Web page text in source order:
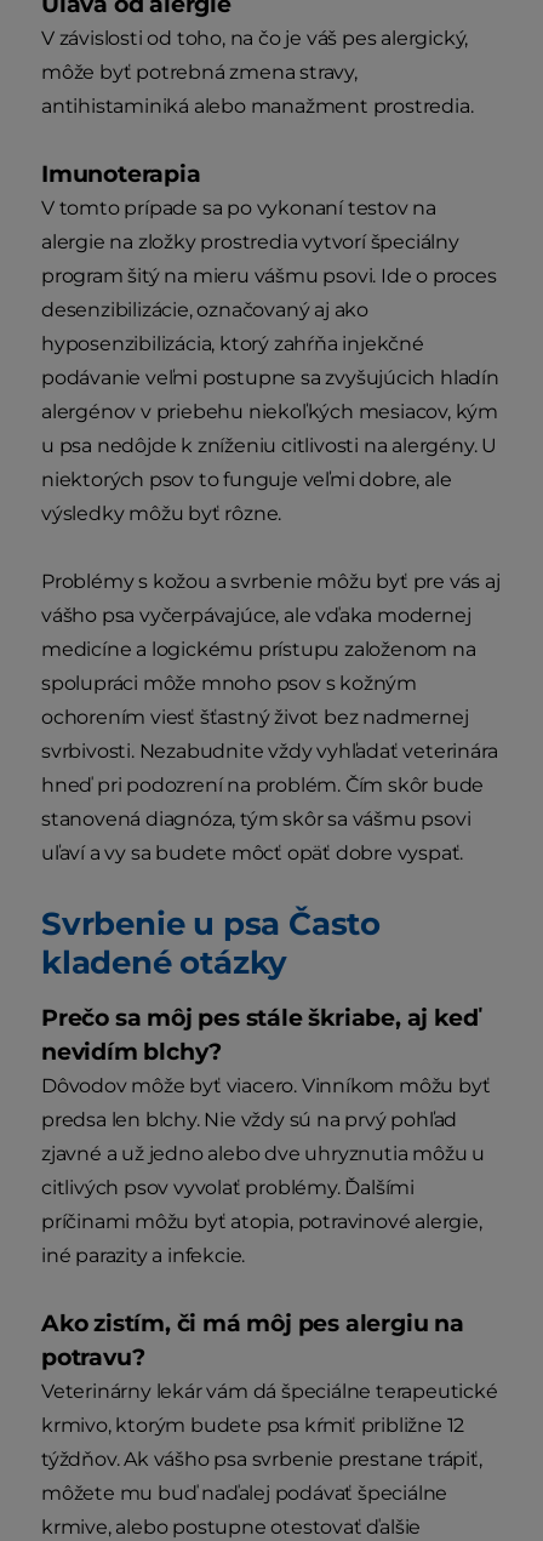
V závislosti od toho, na čo je váš pes alergický,
môže byť potrebná zmena stravy,
antihistaminiká alebo manažment prostredia.
Imunoterapia
V tomto prípade sa po vykonaní testov na
alergie na zložky prostredia vytvorí špeciálny
program šitý na mieru vášmu psovi. Ide o proces
desenzibilizácie, označovaný aj ako
hyposenzibilizácia, ktorý zahŕňa injekčné
podávanie veľmi postupne sa zvyšujúcich hladín
alergénov v priebehu niekoľkých mesiacov, kým
u psa nedôjde k zníženiu citlivosti na alergény. U
niektorých psov to funguje veľmi dobre, ale
výsledky môžu byť rôzne.
Problémy s kožou a svrbenie môžu byť pre vás aj
vášho psa vyčerpávajúce, ale vďaka modernej
medicíne a logickému prístupu založenom na
spolupráci môže mnoho psov s kožným
ochorením viesť šťastný život bez nadmernej
svrbivosti. Nezabudnite vždy vyhľadať veterinára
hneď pri podozrení na problém. Čím skôr bude
stanovená diagnóza, tým skôr sa vášmu psovi
uľaví a vy sa budete môcť opäť dobre vyspať.
Svrbenie u psa Často
kladené otázky
Prečo sa môj pes stále škriabe, aj keď
nevidím blchy?
Dôvodov môže byť viacero. Vinníkom môžu byť
predsa len blchy. Nie vždy sú na prvý pohľad
zjavné a už jedno alebo dve uhryznutia môžu u
citlivých psov vyvolať problémy. Ďalšími
príčinami môžu byť atopia, potravinové alergie,
iné parazity a infekcie.
Ako zistím, či má môj pes alergiu na
potravu?
Veterinárny lekár vám dá špeciálne terapeutické
krmivo, ktorým budete psa kŕmiť približne 12
týždňov. Ak vášho psa svrbenie prestane trápiť,
môžete mu buď naďalej podávať špeciálne
krmive, alebo postupne otestovať ďalšie